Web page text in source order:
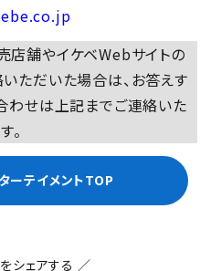
舗やイケベWebサイトの
ただいた場合は、お答えす
わせは上記までご連絡いた
。
ーテイメントTOP
シェアする ／